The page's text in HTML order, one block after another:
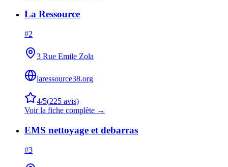
La Ressource
#2
3 Rue Emile Zola
laressource38.org
4/5(225 avis)
Voir la fiche complète →
EMS nettoyage et debarras
#3